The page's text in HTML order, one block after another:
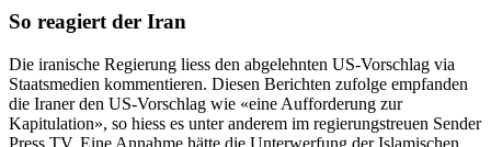
So reagiert der Iran
Die iranische Regierung liess den abgelehnten US-Vorschlag via
Staatsmedien kommentieren. Diesen Berichten zufolge empfanden
die Iraner den US-Vorschlag wie «eine Aufforderung zur
Kapitulation», so hiess es unter anderem im regierungstreuen Sender